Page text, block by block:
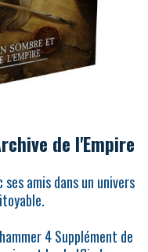
de l'Empire
amis dans un univers
4 Supplément de